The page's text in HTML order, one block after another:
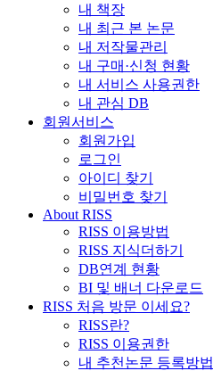
내 책장
내 최근 본 논문
내 저작물관리
내 구매·신청 현황
내 서비스 사용권한
내 관심 DB
회원서비스
회원가입
로그인
아이디 찾기
비밀번호 찾기
About RISS
RISS 이용방법
RISS 지식더하기
DB연계 현황
BI 및 배너 다운로드
RISS 처음 방문 이세요?
RISS란?
RISS 이용권한
내 추천논문 등록방법